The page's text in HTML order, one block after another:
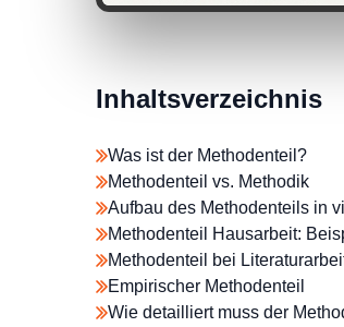
Inhaltsverzeichnis
Was ist der Methodenteil?
Methodenteil vs. Methodik
Aufbau des Methodenteils in
Methodenteil Hausarbeit:
Methodenteil bei
Empirischer Methodenteil
Wie detailliert muss der